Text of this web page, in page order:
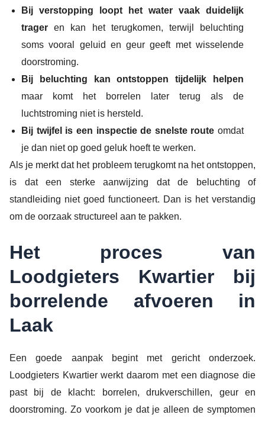
Bij verstopping loopt het water vaak duidelijk
trager en kan het terugkomen, terwijl beluchting
soms vooral geluid en geur geeft met wisselende
doorstroming.
Bij beluchting kan ontstoppen tijdelijk helpen
maar komt het borrelen later terug als de
luchtstroming niet is hersteld.
Bij twijfel is een inspectie de snelste route omdat
je dan niet op goed geluk hoeft te werken.
Als je merkt dat het probleem terugkomt na het ontstoppen,
is dat een sterke aanwijzing dat de beluchting of
standleiding niet goed functioneert. Dan is het verstandig
om de oorzaak structureel aan te pakken.
Het proces van
Loodgieters Kwartier bij
borrelende afvoeren in
Laak
Een goede aanpak begint met gericht onderzoek.
Loodgieters Kwartier werkt daarom met een diagnose die
past bij de klacht: borrelen, drukverschillen, geur en
doorstroming. Zo voorkom je dat je alleen de symptomen